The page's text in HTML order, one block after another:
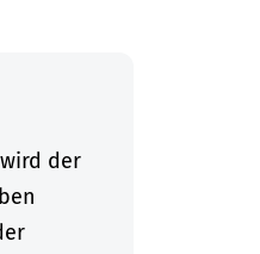
der